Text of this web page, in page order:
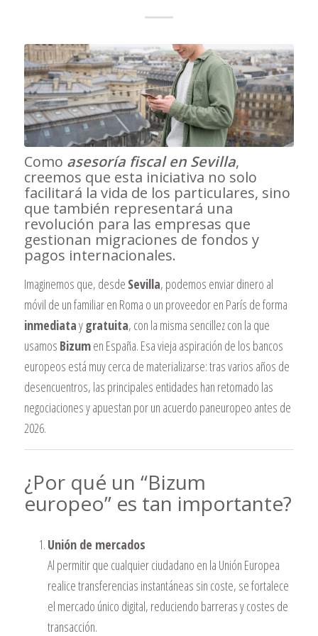
Como asesoría fiscal en Sevilla,
creemos que esta iniciativa no solo
facilitará la vida de los particulares, sino
que también representará una
revolución para las empresas que
gestionan migraciones de fondos y
pagos internacionales.
Imaginemos que, desde Sevilla, podemos enviar dinero al
móvil de un familiar en Roma o un proveedor en París de forma
inmediataygratuita, con la misma sencillez con la que
usamos Bizumen España. Esa vieja aspiración de los bancos
europeos está muy cerca de materializarse: tras varios años de
desencuentros, las principales entidades han retomado las
negociaciones y apuestan por un acuerdo paneuropeo antes de
2026.
¿Por qué un “Bizum
europeo” es tan importante?
Unión de mercados
Al permitir que cualquier ciudadano en la Unión Europea
realice transferencias instantáneas sin coste, se fortalece
el mercado único digital, reduciendo barreras y costes de
transacción.